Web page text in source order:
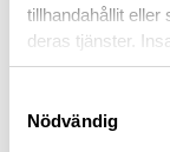
tillhandahållit eller
deras tjänster.
personuppgifter
Nödvändig